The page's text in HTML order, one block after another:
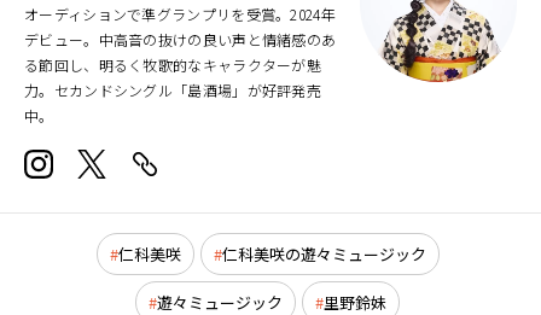
オーディションで準グランプリを受賞。2024年
デビュー。中高音の抜けの良い声と情緒感のあ
る節回し、明るく牧歌的なキャラクターが魅
力。セカンドシングル「島酒場」が好評発売
中。
仁科美咲 仁科美咲の遊々ミュージック
遊々ミュージック 里野鈴妹